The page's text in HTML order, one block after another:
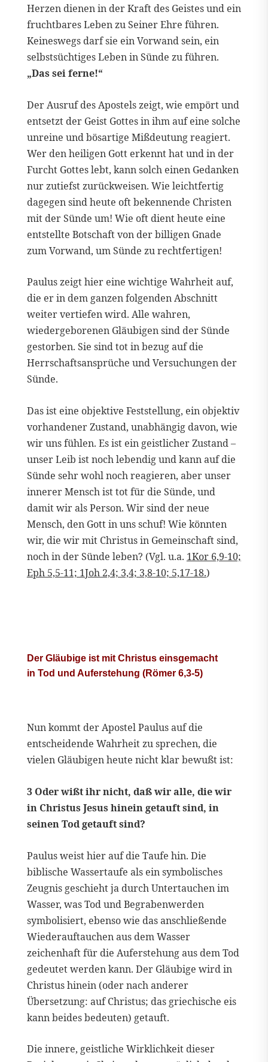
Herzen dienen in der Kraft des Geistes und ein
fruchtbares Leben zu Seiner Ehre führen.
Keineswegs darf sie ein Vorwand sein, ein
selbstsüchtiges Leben in Sünde zu führen.
„Das sei ferne!“
Der Ausruf des Apostels zeigt, wie empört und
entsetzt der Geist Gottes in ihm auf eine solche
unreine und bösartige Mißdeutung reagiert.
Wer den heiligen Gott erkennt hat und in der
Furcht Gottes lebt, kann solch einen Gedanken
nur zutiefst zurückweisen. Wie leichtfertig
dagegen sind heute oft bekennende Christen
mit der Sünde um! Wie oft dient heute eine
entstellte Botschaft von der billigen Gnade
zum Vorwand, um Sünde zu rechtfertigen!
Paulus zeigt hier eine wichtige Wahrheit auf,
die er in dem ganzen folgenden Abschnitt
weiter vertiefen wird. Alle wahren,
wiedergeborenen Gläubigen sind der Sünde
gestorben. Sie sind tot in bezug auf die
Herrschaftsansprüche und Versuchungen der
Sünde.
Das ist eine objektive Feststellung, ein objektiv
vorhandener Zustand, unabhängig davon, wie
wir uns fühlen. Es ist ein geistlicher Zustand –
unser Leib ist noch lebendig und kann auf die
Sünde sehr wohl noch reagieren, aber unser
innerer Mensch ist tot für die Sünde, und
damit wir als Person. Wir sind der neue
Mensch, den Gott in uns schuf! Wie könnten
wir, die wir mit Christus in Gemeinschaft sind,
noch in der Sünde leben? (Vgl. u.a. 1Kor 6,9-10;
Eph 5,5-11; 1Joh 2,4; 3,4; 3,8-10; 5,17-18.)
Der Gläubige ist mit Christus einsgemacht
in Tod und Auferstehung (Römer 6,3-5)
Nun kommt der Apostel Paulus auf die
entscheidende Wahrheit zu sprechen, die
vielen Gläubigen heute nicht klar bewußt ist:
3 Oder wißt ihr nicht, daß wir alle, die wir
in Christus Jesus hinein getauft sind, in
seinen Tod getauft sind?
Paulus weist hier auf die Taufe hin. Die
biblische Wassertaufe als ein symbolisches
Zeugnis geschieht ja durch Untertauchen im
Wasser, was Tod und Begrabenwerden
symbolisiert, ebenso wie das anschließende
Wiederauftauchen aus dem Wasser
zeichenhaft für die Auferstehung aus dem Tod
gedeutet werden kann. Der Gläubige wird in
Christus hinein (oder nach anderer
Übersetzung: auf Christus; das griechische eis
kann beides bedeuten) getauft.
Die innere, geistliche Wirklichkeit dieser